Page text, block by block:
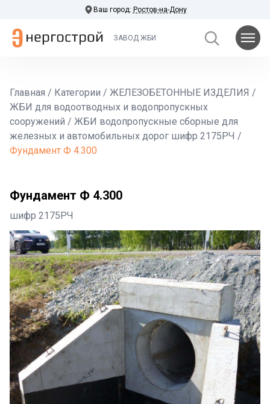
Ваш город: Ростов-на-Дону
ЗАВОД ЖБИ
Главная / Категории / ЖЕЛЕЗОБЕТОННЫЕ ИЗДЕЛИЯ /
ЖБИ для водоотводных и водопропускных
сооружений / ЖБИ водопропускные сборные для
железных и автомобильных дорог шифр 2175РЧ /
Фундамент Ф 4.300
Фундамент Ф 4.300
шифр 2175РЧ